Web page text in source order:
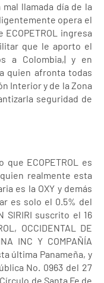
llamada día de la
opera el
ingresa
que le aporto el
a Colombia,| y en
quien afronta todas
Interior y de la Zona
seguridad de
que ECOPETROL es
realmente esta
es la OXY y demás
es solo el 0.5% del
SIRIRI suscrito el 16
OCCIDENTAL DE
INC Y COMPAÑÍA
última Panameña, y
No. 0963 del 27
de Santa Fe de